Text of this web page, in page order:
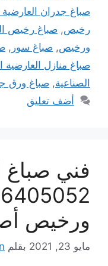
صباغ جدران العارضية
رخيص, صباغ رخيص
ورخيص, صباغ سور ,
صباغ منازل العارضية
الصناعية, صباغ ورق
أضف تعليق
فني صباغ
ورخيص
مايو 23, 2021 بقلم